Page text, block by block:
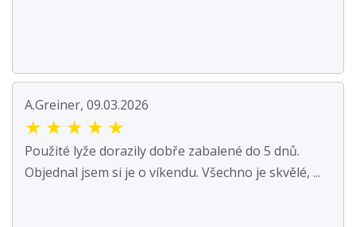
A.Greiner, 09.03.2026
★ ★ ★ ★ ★
Použité lyže dorazily dobře zabalené do 5 dnů.
Objednal jsem si je o víkendu. Všechno je skvělé, ...